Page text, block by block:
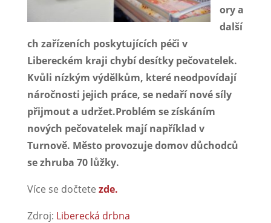
ory a
další
ch zařízeních poskytujících péči v
Libereckém kraji chybí desítky pečovatelek.
Kvůli nízkým výdělkům, které neodpovídají
náročnosti jejich práce, se nedaří nové síly
přijmout a udržet.Problém se získáním
nových pečovatelek mají například v
Turnově. Město provozuje domov důchodců
se zhruba 70 lůžky.
Více se dočtete zde.
Zdroj: Liberecká drbna